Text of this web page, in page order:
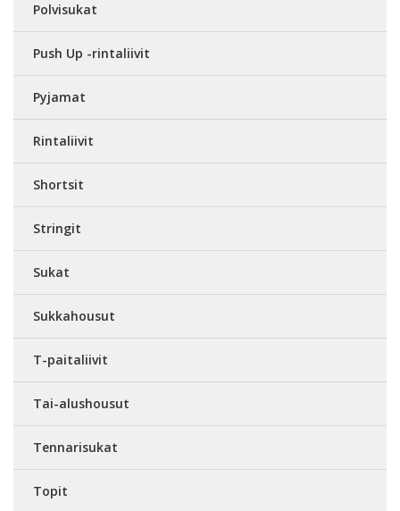
Polvisukat
Push Up -rintaliivit
Pyjamat
Rintaliivit
Shortsit
Stringit
Sukat
Sukkahousut
T-paitaliivit
Tai-alushousut
Tennarisukat
Topit